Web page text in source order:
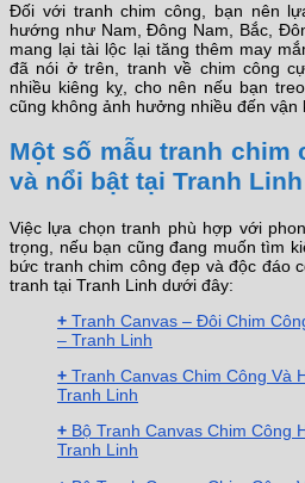
Đối với tranh chim công, bạn nên
hướng như Nam, Đông Nam, Bắc,
mang lại tài lộc lại tăng thêm may
đã nói ở trên, tranh về chim công
nhiều kiêng kỵ, cho nên nếu bạn
cũng không ảnh hưởng nhiều đến vận
Một số mẫu tranh chim
và nổi bật tại Tranh Linh
Việc lựa chọn tranh phù hợp với
trọng, nếu bạn cũng đang muốn tìm
bức tranh chim công đẹp và độc đáo
tranh tại Tranh Linh dưới đây:
+ Tranh Canvas – Đôi Chim
– Tranh Linh
+ Tranh Canvas Chim Công Và
Tranh Linh
+ Bộ Tranh Canvas Chim Công
Tranh Linh